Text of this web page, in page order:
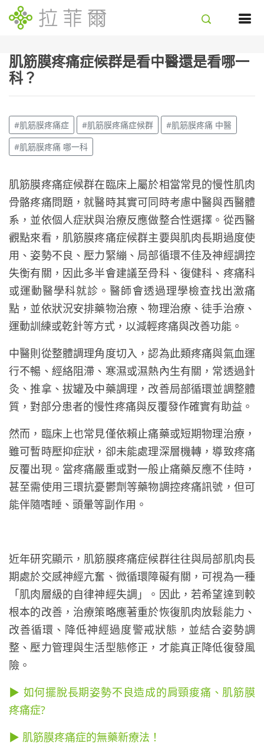
肌筋膜疼痛症候群是看中醫還是看哪一
科？
#肌筋膜疼痛症 #肌筋膜疼痛症候群
#肌筋膜疼痛 中醫
#肌筋膜疼痛 哪一科
肌筋膜疼痛症候群在臨床上屬於相當常見的慢性肌肉
骨骼疼痛問題，就醫時其實可同時考慮中醫與西醫體
系，並依個人症狀與治療反應做整合性選擇。從西醫
觀點來看，肌筋膜疼痛症候群主要與肌肉長期過度使
用、姿勢不良、壓力緊繃、局部循環不佳及神經調控
失衡有關，因此多半會建議至骨科、復健科、疼痛科
或運動醫學科就診。醫師會透過理學檢查找出激痛
點，並依狀況安排藥物治療、物理治療、徒手治療、
運動訓練或乾針等方式，以減輕疼痛與改善功能。
中醫則從整體調理角度切入，認為此類疼痛與氣血運
行不暢、經絡阻滯、寒濕或濕熱內生有關，常透過針
灸、推拿、拔罐及中藥調理，改善局部循環並調整體
質，對部分患者的慢性疼痛與反覆發作確實有助益。
然而，臨床上也常見僅依賴止痛藥或短期物理治療，
雖可暫時壓抑症狀，卻未能處理深層機轉，導致疼痛
反覆出現。當疼痛嚴重或對一般止痛藥反應不佳時，
甚至需使用三環抗憂鬱劑等藥物調控疼痛訊號，但可
能伴隨嗜睡、頭暈等副作用。
近年研究顯示，肌筋膜疼痛症候群往往與局部肌肉長
期處於交感神經亢奮、微循環障礙有關，可視為一種
「肌肉層級的自律神經失調」。因此，若希望達到較
根本的改善，治療策略應著重於恢復肌肉放鬆能力、
改善循環、降低神經過度警戒狀態，並結合姿勢調
整、壓力管理與生活型態修正，才能真正降低復發風
險。
▶ 如何擺脫長期姿勢不良造成的肩頸痠痛、肌筋膜
疼痛症?
▶ 肌筋膜疼痛症的無藥新療法！